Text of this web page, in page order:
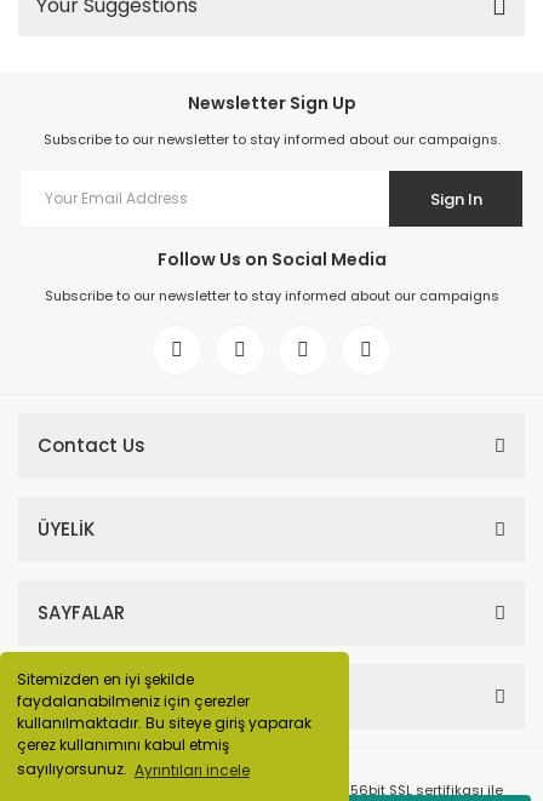
Sitemizden en iyi şekilde
faydalanabilmeniz için çerezler
kullanılmaktadır. Bu siteye giriş yaparak
çerez kullanımını kabul etmiş
sayılıyorsunuz. Ayrıntıları incele
Newsletter Sign Up
Subscribe to our newsletter to stay informed about our campaigns.
Sign In
Follow Us on Social Media
Subscribe to our newsletter to stay informed about our campaigns
Contact Us
ÜYELİK
SAYFALAR
HESABIM
© Tüm Hakları Saklıdır. Kredi kartı bilgileriniz 256bit SSL sertifikası ile